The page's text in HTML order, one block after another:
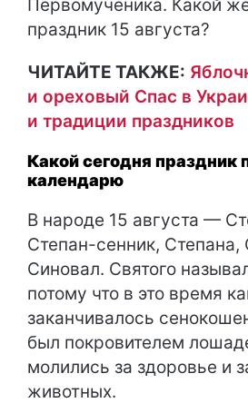
Первомученика. Какой
праздник 15 августа?
ЧИТАЙТЕ ТАКЖЕ:
и ореховый Спас в
и традиции праздников
Какой сегодня праздник
календарю
В народе 15 августа —
Степан-сенник, Степана,
Синовал. Святого
потому что в это время
заканчивалось
был покровителем
молились за здоровье и
животных.